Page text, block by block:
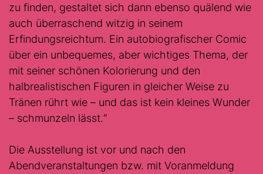
zu finden, gestaltet sich dann ebenso quälend wie
auch überraschend witzig in seinem
Erfindungsreichtum. Ein autobiografischer Comic
über ein unbequemes, aber wichtiges Thema, der
mit seiner schönen Kolorierung und den
halbrealistischen Figuren in gleicher Weise zu
Tränen rührt wie – und das ist kein kleines Wunder
– schmunzeln lässt.“
Die Ausstellung ist vor und nach den
Abendveranstaltungen bzw. mit Voranmeldung